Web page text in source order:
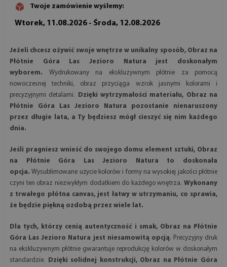
Twoje zamówienie wyślemy:
Wtorek, 11.08.2026 - Środa, 12.08.2026
Jeżeli chcesz ożywić swoje wnętrze w unikalny sposób, Obraz na
Płótnie Góra Las Jezioro Natura jest doskonałym
wyborem. Wydrukowany na ekskluzywnym płótnie za pomocą
nowoczesnej techniki, obraz przyciąga wzrok jasnymi kolorami i
precyzyjnymi detalami.
Dzięki wytrzymałości materiału, Obraz na
Płótnie Góra Las Jezioro Natura pozostanie nienaruszony
przez długie lata, a Ty będziesz mógł cieszyć się nim każdego
dnia.
Jeśli pragniesz wnieść do swojego domu element sztuki, Obraz
na Płótnie Góra Las Jezioro Natura to doskonała
opcja. Wysublimowane użycie kolorów i formy na wysokiej jakości płótnie
czyni ten obraz niezwykłym dodatkiem do każdego wnętrza. Wykonany
z trwałego płótna canvas, jest łatwy w utrzymaniu, co sprawia,
że będzie piękną ozdobą przez wiele lat.
Dla tych, którzy cenią autentyczność i smak, Obraz na Płótnie
Góra Las Jezioro Natura jest niesamowitą opcją. Precyzyjny druk
na ekskluzywnym płótnie gwarantuje reprodukcję kolorów w doskonałym
standardzie.
Dzięki solidnej konstrukcji, Obraz na Płótnie Góra